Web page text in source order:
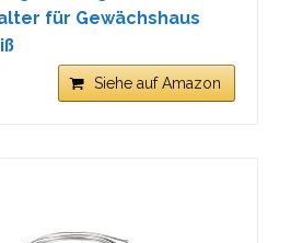
für Gewächshaus
Siehe auf Amazon